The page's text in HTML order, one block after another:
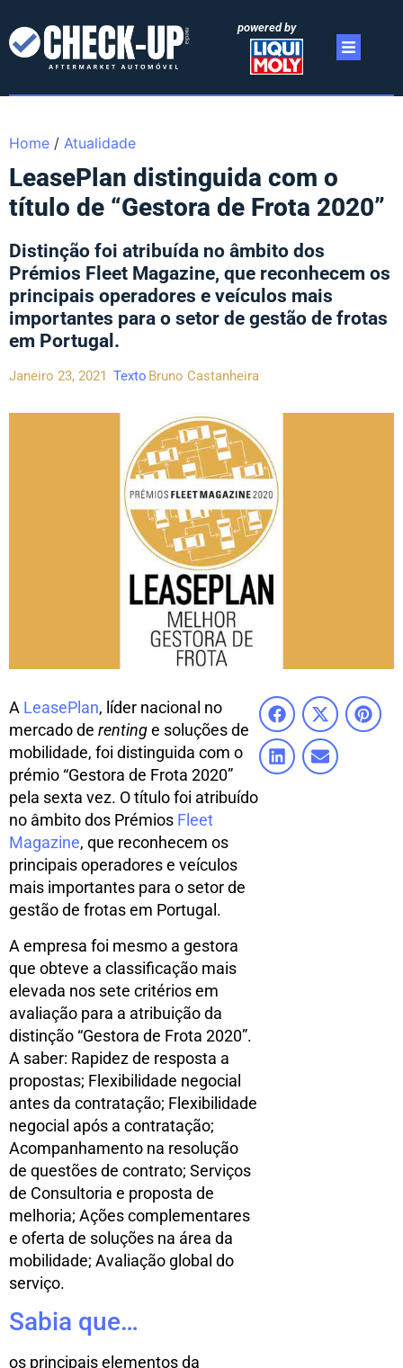
powered by
Home / Atualidade
LeasePlan distinguida com o
título de “Gestora de Frota 2020”
Distinção foi atribuída no âmbito dos
Prémios Fleet Magazine, que reconhecem os
principais operadores e veículos mais
importantes para o setor de gestão de frotas
em Portugal.
Janeiro 23, 2021 Texto Bruno Castanheira
A LeasePlan, líder nacional no
mercado de rentinge soluções de
mobilidade, foi distinguida com o
prémio “Gestora de Frota 2020”
pela sexta vez. O título foi atribuído
no âmbito dos Prémios Fleet
Magazine, que reconhecem os
principais operadores e veículos
mais importantes para o setor de
gestão de frotas em Portugal.
A empresa foi mesmo a gestora
que obteve a classificação mais
elevada nos sete critérios em
avaliação para a atribuição da
distinção “Gestora de Frota 2020”.
A saber: Rapidez de resposta a
propostas; Flexibilidade negocial
antes da contratação; Flexibilidade
negocial após a contratação;
Acompanhamento na resolução
de questões de contrato; Serviços
de Consultoria e proposta de
melhoria; Ações complementares
e oferta de soluções na área da
mobilidade; Avaliação global do
serviço.
Sabia que…
os principais elementos da